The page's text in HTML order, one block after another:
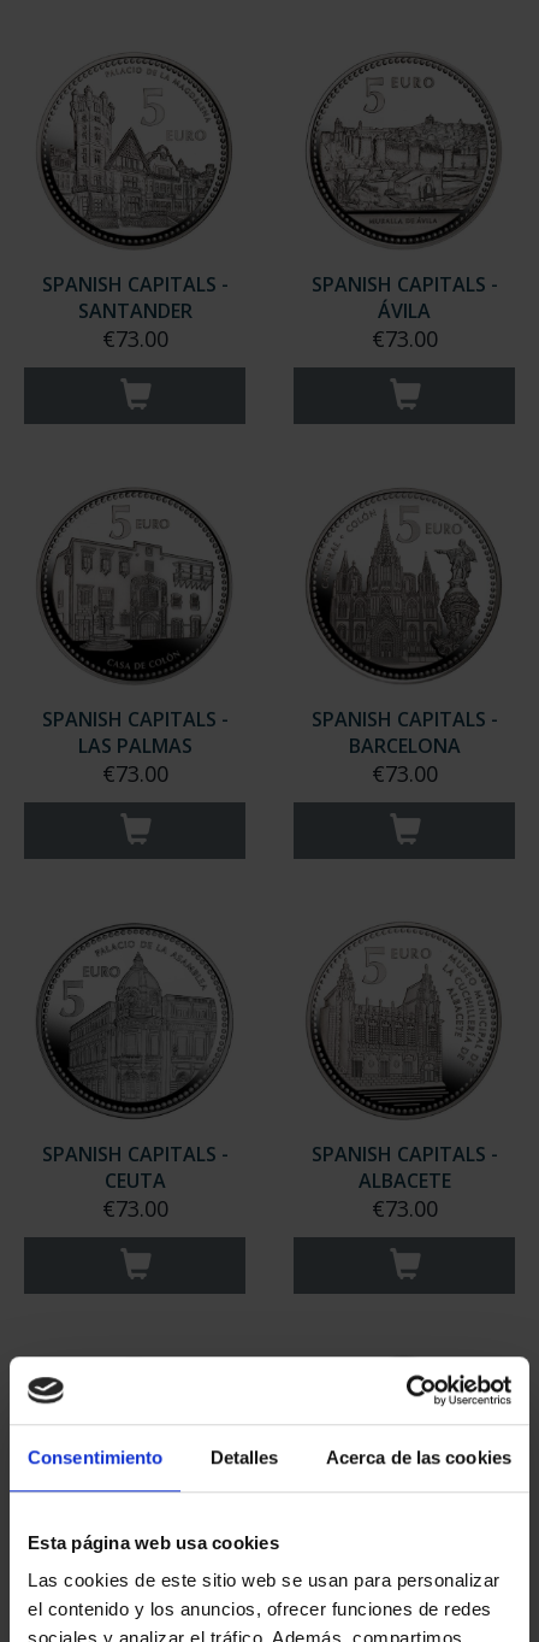
Consentimiento Detalles Acerca de las cookies
Esta página web usa cookies
Las cookies de este sitio web se usan para personalizar
el contenido y los anuncios, ofrecer funciones de redes
SPANISH CAPITALS -
SANTANDER
€73.00
SPANISH CAPITALS -
ÁVILA
€73.00
SPANISH CAPITALS -
LAS PALMAS
€73.00
SPANISH CAPITALS -
BARCELONA
€73.00
SPANISH CAPITALS -
CEUTA
€73.00
SPANISH CAPITALS -
ALBACETE
€73.00
SPANISH CAPITALS -
MARID
SPANISH CAPITALS -
PAMPLONA